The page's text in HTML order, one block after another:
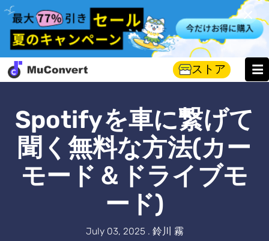
ストア
Spotifyを車に繋げて
聞く無料な方法(カー
モード＆ドライブモ
ード)
July 03, 2025 . 鈴川 霧